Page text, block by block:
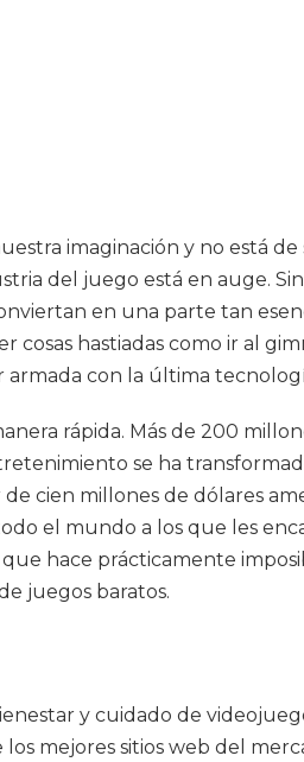
imaginación y no está de
del juego está en auge.
en una parte tan
hastiadas como ir al
con la última
rápida. Más de 200
se ha
cien millones de dólares
el mundo a los que les
hace prácticamente
juegos baratos.
y cuidado de
mejores sitios web del